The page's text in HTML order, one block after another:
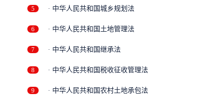
5 · 中华人民共和国城乡规划法
6 · 中华人民共和国土地管理法
7 · 中华人民共和国继承法
8 · 中华人民共和国税收征收管理法
9 · 中华人民共和国农村土地承包法